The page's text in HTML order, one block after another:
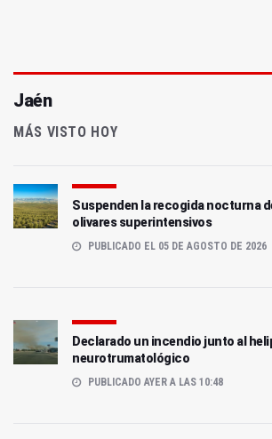
Jaén
MÁS VISTO HOY
Suspenden la recogida nocturna
olivares superintensivos
PUBLICADO EL 05 DE AGOSTO DE 2026
Declarado un incendio junto al
neurotrumatológico
PUBLICADO AYER A LAS 10:48